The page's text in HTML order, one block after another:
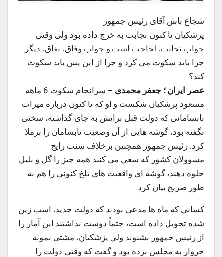
شجاع باش آقای رئیس جمهور
پزشکیان تا کنون نجابت به خرج داده بود ولی وقتی
جواب نجابت، لجاجت است و جواب وفاق، نفاق، دیگر
چرا باید سکوت می کرد و چرا از این پس باید سکوت
کند؟
عصر ایران ؛ جعفر محمدی –
سرانجام سکوت 6 ماهه
مسعود پزشکیان شکست و او که تا کنون درباره میراث
نابسامانی که دولت قبل برایش به جای گذاشته، سخنی
نگفته بود، گوشه هایی از آن وضعیت نابسامان را برملا
کرد. رئیس جمهور همچنین برخلاف سنت رایج
مسوولان کشور که سعی می کنند همه چیز را گل و بلبل
جلوه دهند، گوشه ای واقعیت های تلخ کنونی را هم به
طور صریح بیان کرد.
کسانی که ماه ها مدعی بودند که دولت جدید، اسب زین
شده تحویل داده است، حتماً دوست نداشتند این آمار را
از رئیس جمهور بشنوند ولی پزشکیان، مشتی نمونه
خروار به مجلس برده بود و گفت که وقتی دولت را